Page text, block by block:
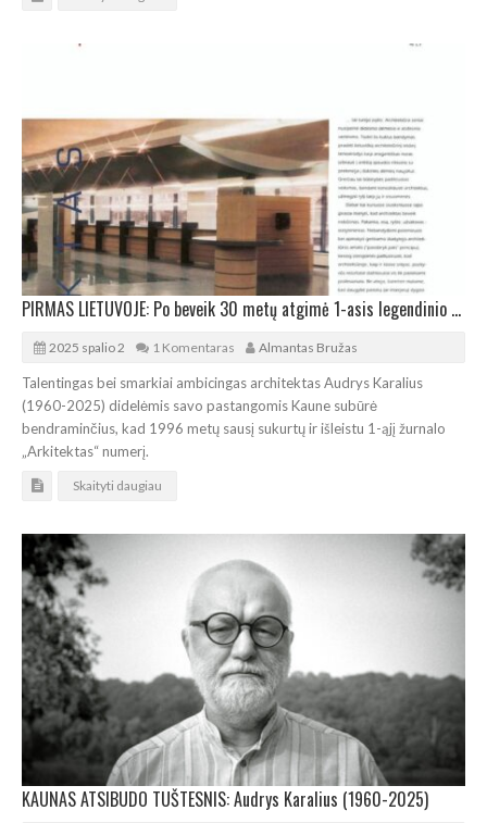
PIRMAS LIETUVOJE: Po beveik 30 metų atgimė 1-asis legendinio „Arkitekto“ numeris
2025 spalio 2 1 Komentaras Almantas Bružas
Talentingas bei smarkiai ambicingas architektas Audrys Karalius
(1960-2025) didelėmis savo pastangomis Kaune subūrė
bendraminčius, kad 1996 metų sausį sukurtų ir išleistu 1-ąjį žurnalo
„Arkitektas“ numerį.
Skaityti daugiau
KAUNAS ATSIBUDO TUŠTESNIS: Audrys Karalius (1960-2025)